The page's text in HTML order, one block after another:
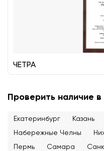
ЧЕТРА
Проверить наличие в
Екатеринбург Казань
Набережные Челны
Пермь
Самара